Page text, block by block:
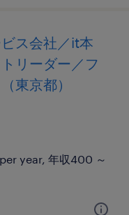
ス会社／it本
リーダー／フ
東京都）
year, 年収400 ～